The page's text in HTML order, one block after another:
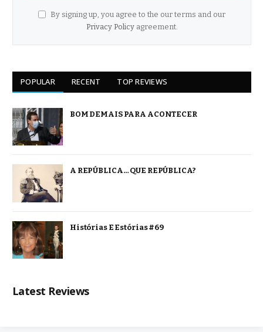
By signing up, you agree to the our terms and our
Privacy Policyagreement.
POPULAR RECENT TOP REVIEWS
BOM DEMAIS PARA ACONTECER
A REPÚBLICA… QUE REPÚBLICA?
Histórias E Estórias #69
Latest Reviews